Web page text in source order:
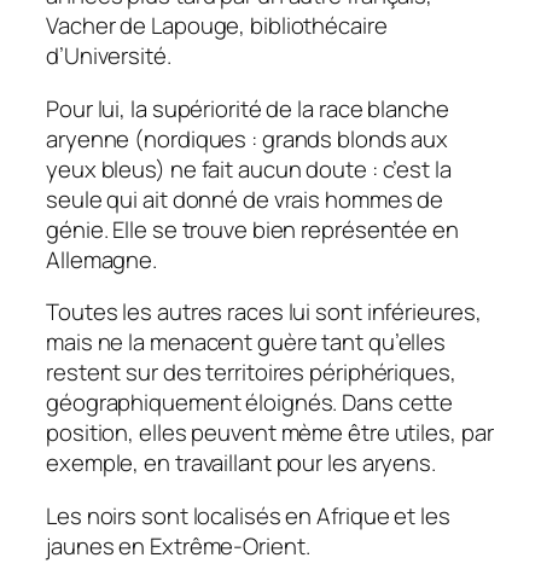
Vacher de Lapouge, bibliothécaire
d’Université.
Pour lui, la supériorité de la race blanche
aryenne (nordiques : grands blonds aux
yeux bleus) ne fait aucun doute : c’est la
seule qui ait donné de vrais hommes de
génie. Elle se trouve bien représentée en
Allemagne.
Toutes les autres races lui sont inférieures,
mais ne la menacent guère tant qu’elles
restent sur des territoires périphériques,
géographiquement éloignés. Dans cette
position, elles peuvent mème être utiles, par
exemple, en travaillant pour les aryens.
Les noirs sont localisés en Afrique et les
jaunes en Extrême-Orient.